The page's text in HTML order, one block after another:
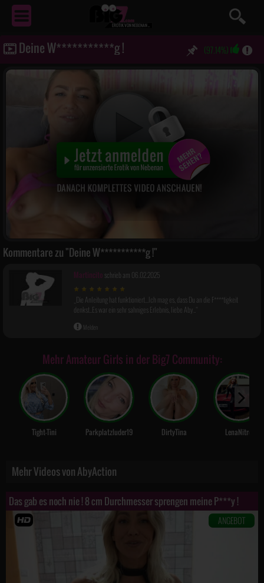
EROTIKVON NEBENAN ...
Deine W***********g ! (97.14%)
Kommentare zu "Deine W***********g !"
Martincito schrieb am 06.02.2025
Die Anleitung hat funktioniert...Ich mag es, dass Du an die F****tigkeit
denkst..Es war ein sehr sahniges Erlebnis, liebe Aby..
Melden
Mehr Amateur Girls in der Big7 Community:
Tight-Tini Parkplatzluder19 DirtyTina LenaNitro
Mehr Videos von AbyAction
Das gab es noch nie ! 8 cm Durchmesser sprengen meine P***y !
ANGEBOT